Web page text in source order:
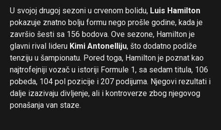
U svojoj drugoj sezoni u crvenom bolidu, Luis Hamilton
pokazuje znatno bolju formu nego prošle godine, kada je
završio šesti sa 156 bodova. Ove sezone, Hamilton je
glavni rival lideru Kimi Antonelliju, što dodatno podiže
tenziju u šampionatu. Pored toga, Hamilton je poznat kao
najtrofejniji vozač u istoriji Formule 1, sa sedam titula, 106
pobeda, 104 pol pozicije i 207 podijuma. Njegovi rezultati i
dalje izazivaju divljenje, ali i kontroverze zbog njegovog
ponašanja van staze.